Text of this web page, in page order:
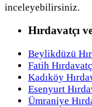
inceleyebilirsiniz.
Hırdavatçı
Beylikdüzü
Fatih
Kadıköy
Esenyurt
Ümraniye